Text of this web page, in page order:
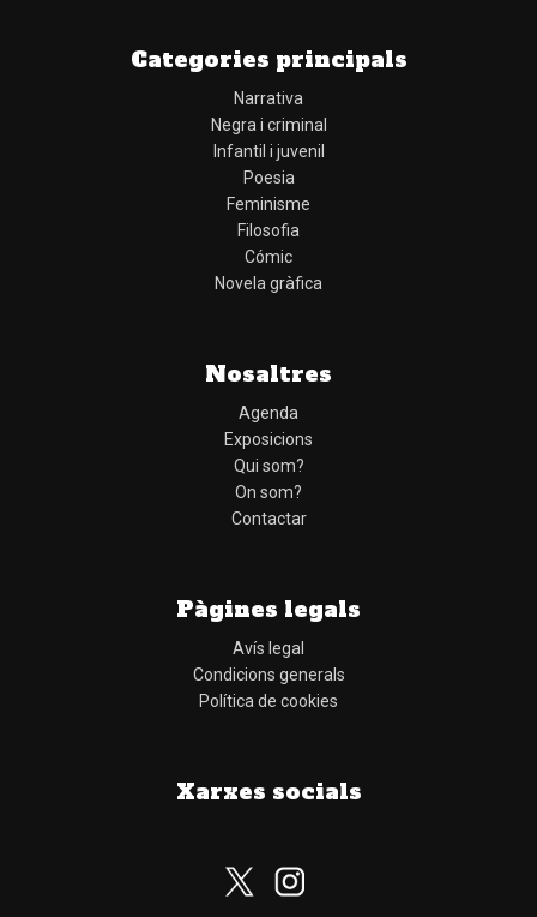
Categories principals
Narrativa
Negra i criminal
Infantil i juvenil
Poesia
Feminisme
Filosofia
Cómic
Novela gràfica
Nosaltres
Agenda
Exposicions
Qui som?
On som?
Contactar
Pàgines legals
Avís legal
Condicions generals
Política de cookies
Xarxes socials